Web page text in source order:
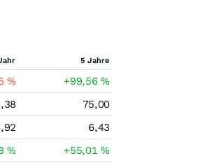
5 Jahre
% +99,56%
75,00
6,43
% +55,01%